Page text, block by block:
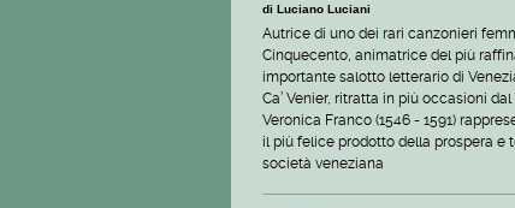
di Luciano Luciani
Autrice di uno dei rari canzonieri
Cinquecento, animatrice del più
importante salotto letterario di
Ca’ Venier, ritratta in più occasioni
Veronica Franco (1546 - 1591)
il più felice prodotto della prospera e
società veneziana